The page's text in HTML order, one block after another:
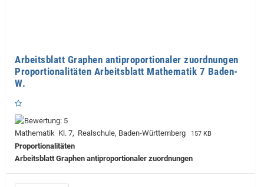
Arbeitsblatt Graphen antiproportionaler zuordnungen
Proportionalitäten Arbeitsblatt Mathematik 7 Baden-
W.
Mathematik Kl. 7, Realschule, Baden-Württemberg 157 KB
Proportionalitäten
Arbeitsblatt Graphen antiproportionaler zuordnungen